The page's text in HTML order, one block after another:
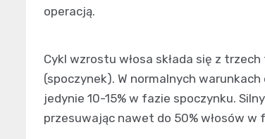
operacją.
Cykl wzrostu włosa składa się z
(spoczynek). W normalnych
jedynie 10-15% w fazie spoczynku.
przesuwając nawet do 50% włosów w